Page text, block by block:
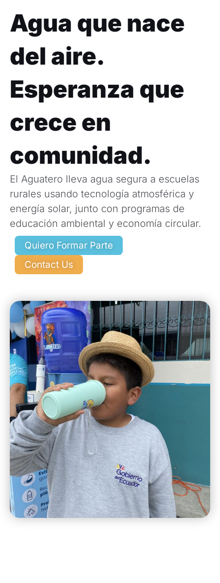
Agua que nace
del aire.
Esperanza que
crece en
comunidad.
El Aguatero lleva agua segura a escuelas
rurales usando tecnología atmosférica y
energía solar, junto con programas de
educación ambiental y economía circular.
Quiero Formar Parte
Contact Us